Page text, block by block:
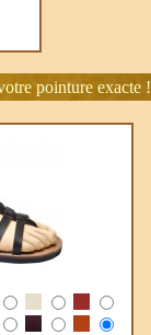
pointure exacte !